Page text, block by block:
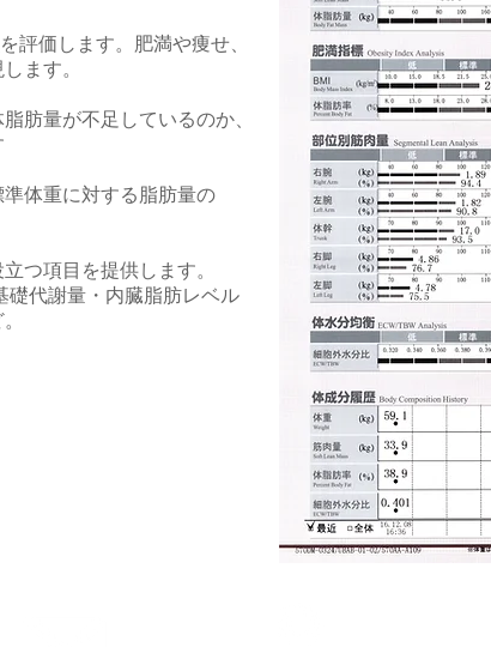
を評価します。肥満や痩せ、
ます。
肪量が不足しているのか、
体重に対する脂肪量の
立つ項目を提供します。
代謝量・内臓脂肪レベル